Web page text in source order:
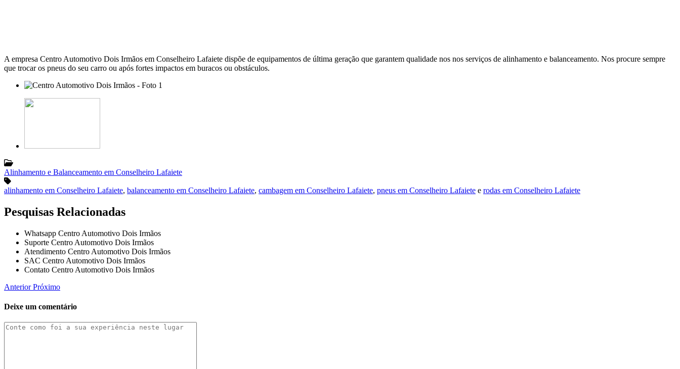
A empresa Centro Automotivo Dois Irmãos em Conselheiro Lafaiete dispõe de equipamentos de última geração que garantem qualidade nos nos serviços de alinhamento e balanceamento. Nos procure sempre
que trocar os pneus do seu carro ou após fortes impactos em buracos ou obstáculos.
Alinhamento e Balanceamento em Conselheiro Lafaiete
alinhamento em Conselheiro Lafaiete, balanceamento em Conselheiro Lafaiete, cambagem em Conselheiro Lafaiete, pneus em Conselheiro Lafaiete e rodas em Conselheiro Lafaiete
Pesquisas Relacionadas
Whatsapp Centro Automotivo Dois Irmãos
Suporte Centro Automotivo Dois Irmãos
Atendimento Centro Automotivo Dois Irmãos
SAC Centro Automotivo Dois Irmãos
Contato Centro Automotivo Dois Irmãos
AnteriorPróximo
Deixe um comentário